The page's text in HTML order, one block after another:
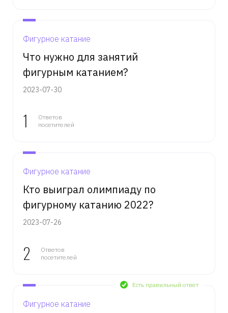
Фигурное катание
Что нужно для занятий
фигурным катанием?
2023-07-30
1
Ответов
посетителей
Фигурное катание
Кто выиграл олимпиаду по
фигурному катанию 2022?
2023-07-26
2
Ответов
посетителей
Есть правильный ответ
Фигурное катание